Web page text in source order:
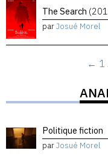
The Search
parJosué Morel
← 1
Politique fiction
parJosué Morel